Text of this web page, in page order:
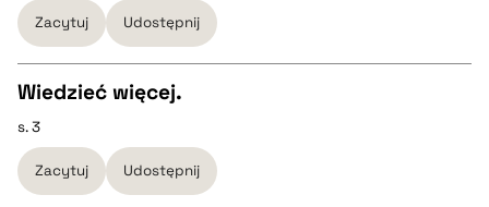
pobierz cytat
BIBTEX
pobierz cytat
Zacytuj Udostępnij
CZYSTY TEKST
pobierz cytat
Wiedzieć więcej.
s. 3
Zacytuj Udostępnij